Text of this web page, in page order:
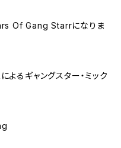
Of Gang Starrになりま
るギャングスター・ミック